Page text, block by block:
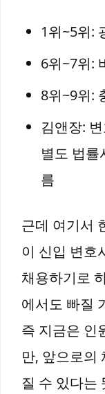
1위~5위:
6위~7위:
8위~9위:
김앤장:
별도 법률
름
근데 여기서
이 신입 변호
채용하기로
에서도 빠질
즉 지금은 인
만, 앞으로의
질 수 있다는